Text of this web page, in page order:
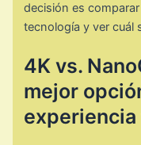
decisión es
tecnología y ver cuál
4K vs.
mejor
experiencia